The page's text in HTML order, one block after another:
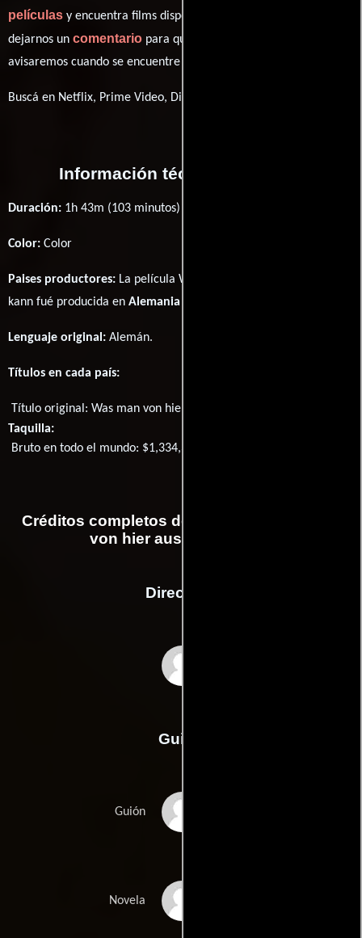
películas y encuentra films disponibles. También puedes
dejarnos un comentario para que le demos prioridad y te
avisaremos cuando se encuentre disponible
Buscá en Netflix, Prime Video, Disney+
Información técnica y general
Duración: 1h 43m (103 minutos) .
Color: Color
Paises productores: La película Was man von hier aus sehen
kann fué producida en Alemania
Lenguaje original: Alemán.
Títulos en cada país:
Título original:Was man von hier aus sehen kann
Taquilla:
Bruto en todo el mundo: $1,334,309
Créditos completos de la película Was man
von hier aus sehen kann
Dirección
Guión
Guión
Novela